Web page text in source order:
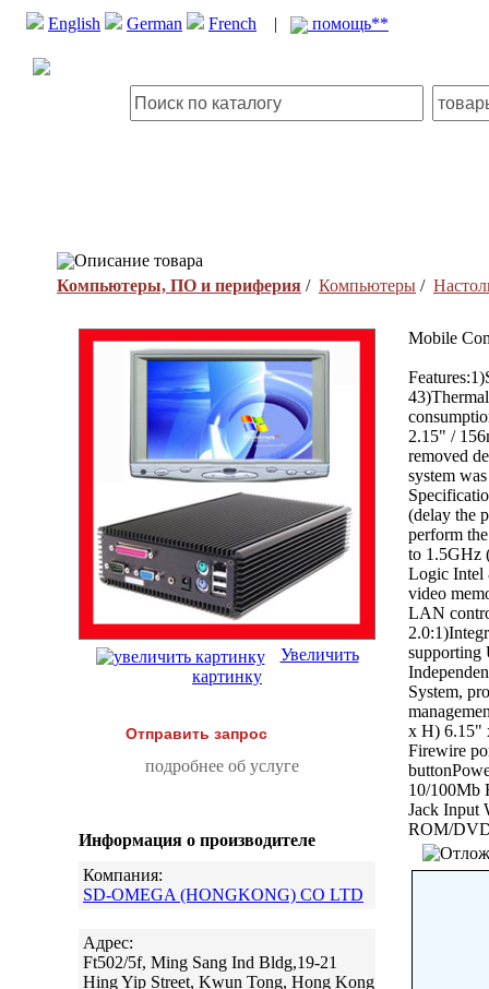
English German French | помощь**
Описание товара
Компьютеры, ПО и периферия / Компьютеры /
Увеличить
картинку
Отправить запрос
подробнее об услуге
Информация о производителе
Компания:
SD-OMEGA (HONGKONG) CO LTD
Адрес:
Ft502/5f, Ming Sang Ind Bldg,19-21
Hing Yip Street, Kwun Tong, Hong Kong
Mobile
2.15" /
removed
system
(delay the
perform
to 1.5GHz
Logic Intel
video
LAN
supporting
System,
x H) 6.15"
Firewire
10/100Mb
Jack Input
ROM/